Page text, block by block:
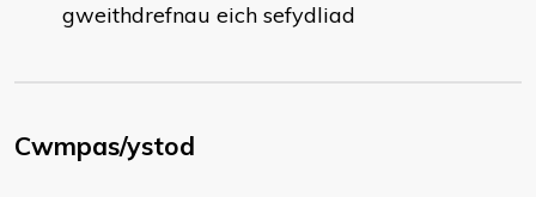
gweithdrefnau eich sefydliad
Cwmpas/ystod